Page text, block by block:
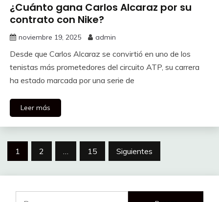
¿Cuánto gana Carlos Alcaraz por su
contrato con Nike?
noviembre 19, 2025 admin
Desde que Carlos Alcaraz se convirtió en uno de los
tenistas más prometedores del circuito ATP, su carrera
ha estado marcada por una serie de
Leer más
Paginación
1 2 … 15 Siguientes